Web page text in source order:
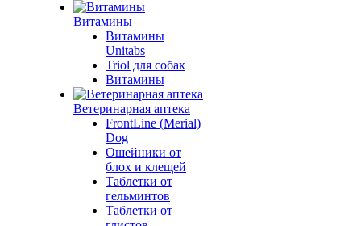
Витамины
Витамины
Unitabs
Triol для собак
Витамины
Ветеринарная аптека
FrontLine (Merial)
Dog
Ошейники от
блох и клещей
Таблетки от
гельминтов
Таблетки от